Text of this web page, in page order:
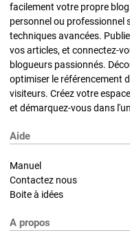
facilement votre propre
personnel ou professionnel
techniques avancées.
vos articles, et connectez-
blogueurs passionnés.
optimiser le référencement
visiteurs. Créez votre
et démarquez-vous dans
Aide
Manuel
Contactez nous
Boite à idées
A propos